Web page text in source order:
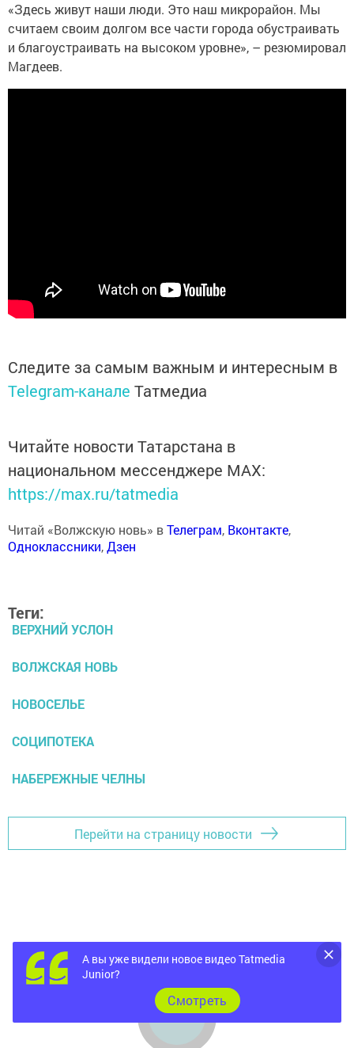
«Здесь живут наши люди. Это наш микрорайон. Мы
считаем своим долгом все части города обустраивать
и благоустраивать на высоком уровне», – резюмировал
Магдеев.
Следите за самым важным и интересным в
Telegram-канале Татмедиа
Читайте новости Татарстана в
национальном мессенджере MАХ:
https://max.ru/tatmedia
Читай «Волжскую новь» вТелеграм, Вконтакте,
Одноклассники,Дзен
Теги:
ВЕРХНИЙ УСЛОН
ВОЛЖСКАЯ НОВЬ
НОВОСЕЛЬЕ
СОЦИПОТЕКА
НАБЕРЕЖНЫЕ ЧЕЛНЫ
Перейти на страницу новости
А вы уже видели новое видео Tatmedia
Junior?
Cмотреть